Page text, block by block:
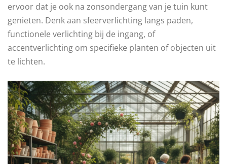
ervoor dat je ook na zonsondergang van je tuin kunt
genieten. Denk aan sfeerverlichting langs paden,
functionele verlichting bij de ingang, of
accentverlichting om specifieke planten of objecten uit
te lichten.